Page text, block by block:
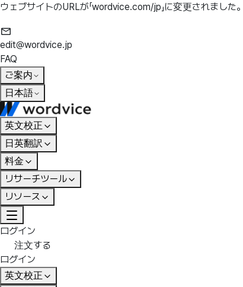
ウェブサイトのURLが「wordvice.com/jp」に変更されました。
edit@wordvice.jp
FAQ
ご案内
日本語
英文校正
日英翻訳
料金
リサーチツール
リソース
ログイン
注文する
ログイン
英文校正